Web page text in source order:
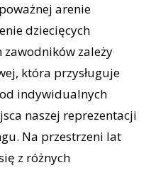
arenie
dziecięcych
zawodników zależy
która przysługuje
indywidualnych
naszej reprezentacji
Na przestrzeni lat
z różnych